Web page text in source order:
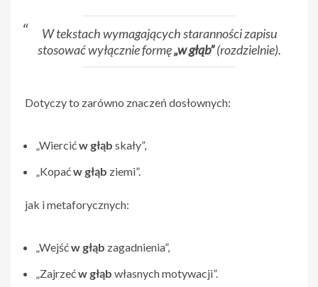
W tekstach wymagających staranności zapisu
stosować wyłącznie formę„w głąb”(rozdzielnie).
Dotyczy to zarówno znaczeń dosłownych:
„Wiercićw głąb skały”,
„Kopaćw głąb ziemi”.
jak i metaforycznych:
„Wejśćw głąb zagadnienia”,
„Zajrzećw głąb własnych motywacji”.